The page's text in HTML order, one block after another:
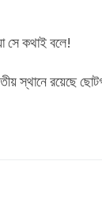
সে কথাই বলে!
স্থানে রয়েছে